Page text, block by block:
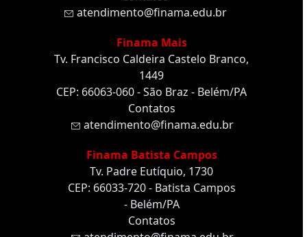
atendimento@finama.edu.br
Finama Mais
Tv. Francisco Caldeira Castelo Branco,
1449
CEP: 66063-060 - São Braz - Belém/PA
Contatos
atendimento@finama.edu.br
Finama Batista Campos
Tv. Padre Eutíquio, 1730
CEP: 66033-720 - Batista Campos
- Belém/PA
Contatos